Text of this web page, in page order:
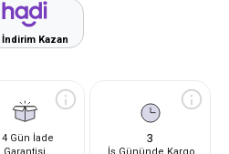
İndirim Kazan
Gün İade
Garantisi
3
İş Gününde Kargo